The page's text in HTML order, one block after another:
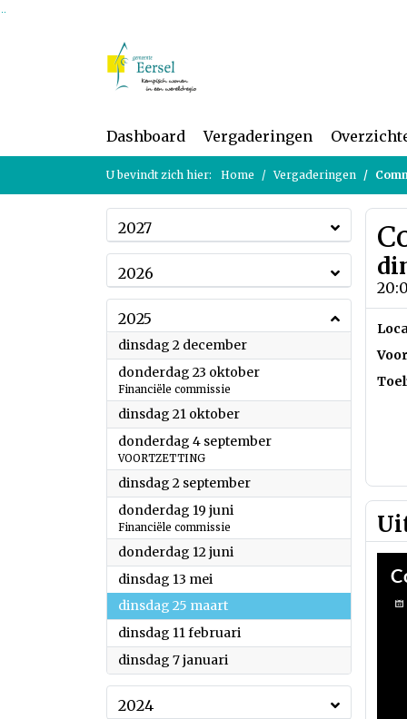
Dashboard Vergaderingen
U bevindt zich hier: Home Vergaderingen
2027
2026
2025
dinsdag 2 december2025
donderdag 23 oktober2025
Financiële commissie
dinsdag 21 oktober2025
donderdag 4 september2025
VOORTZETTING
dinsdag 2 september2025
donderdag 19 juni
Financiële commissie
donderdag 12 juni
dinsdag 13 mei
dinsdag 25 maart2025
dinsdag 11 februari
dinsdag 7 januari
2024